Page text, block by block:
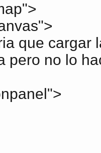
que cargar
pero no lo